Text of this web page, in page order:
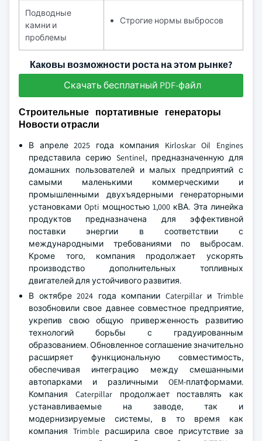
Подводные
камни и
проблемы
Строгие нормы выбросов
Каковы возможности роста на этом рынке?
Скачать бесплатный PDF-файл
Строительные портативные генераторы
Новости отрасли
В апреле 2025 года компания Kirloskar Oil Engines
представила серию Sentinel, предназначенную для
домашних пользователей и малых предприятий с
самыми маленькими коммерческими и
промышленными двухъядерными генераторными
установками Opti мощностью 1,000 кВА. Эта линейка
продуктов предназначена для эффективной
поставки энергии в соответствии с
международными требованиями по выбросам.
Кроме того, компания продолжает ускорять
производство дополнительных топливных
двигателей для устойчивого развития.
В октябре 2024 года компании Caterpillar и Trimble
возобновили свое давнее совместное предприятие,
укрепив свою общую приверженность развитию
технологий борьбы с градуированным
образованием. Обновленное соглашение значительно
расширяет функциональную совместимость,
обеспечивая интеграцию между смешанными
автопарками и различными OEM-платформами.
Компания Caterpillar продолжает поставлять как
устанавливаемые на заводе, так и
модернизируемые системы, в то время как
компания Trimble расширила свое присутствие за